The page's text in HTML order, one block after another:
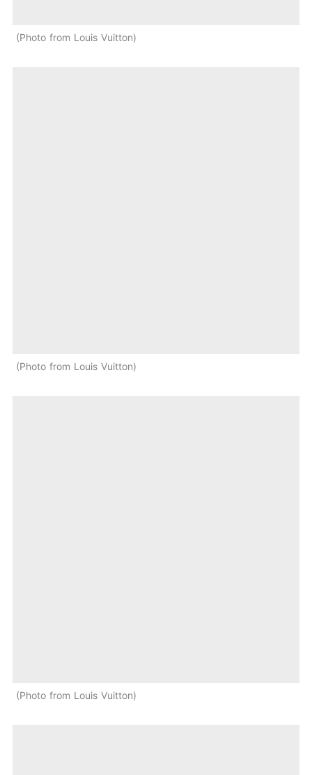
Photo from Louis Vuitton
Photo from Louis Vuitton
Photo from Louis Vuitton